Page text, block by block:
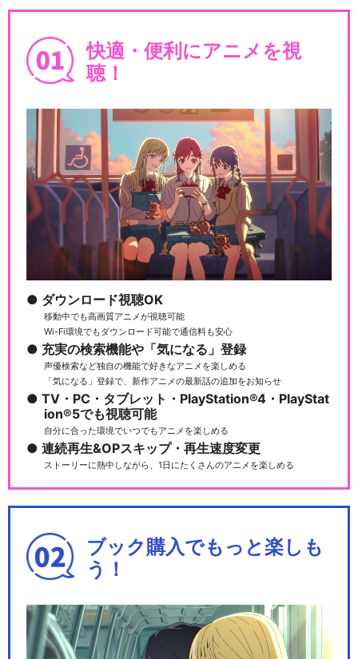
快適・便利にアニメを視
聴！
ダウンロード視聴OK
移動中でも高画質アニメが視聴可能
Wi-Fi環境でもダウンロード可能で通信料も安心
充実の検索機能や「気になる」登録
声優検索など独自の機能で好きなアニメを楽しめる
「気になる」登録で、新作アニメの最新話の追加をお知らせ
TV・PC・タブレット・PlayStation®4・PlayStat
ion®5でも視聴可能
自分に合った環境でいつでもアニメを楽しめる
連続再生&OPスキップ・再生速度変更
ストーリーに熱中しながら、1日にたくさんのアニメを楽しめる
ブック購入でもっと楽しも
う！